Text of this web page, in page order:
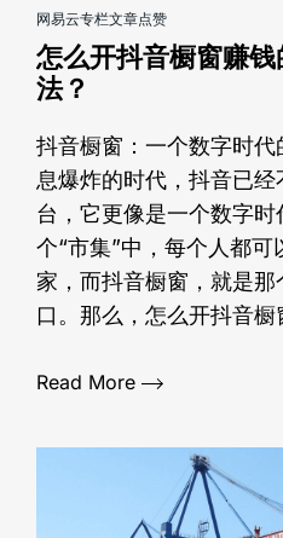
网易云专栏文章点赞
怎么开抖音橱窗赚
法？
抖音橱窗：一个数字时代
息爆炸的时代，抖音已
台，它更像是一个数字
个“市集”中，每个人都
家，而抖音橱窗，就是
口。那么，怎么开抖音橱
Read More